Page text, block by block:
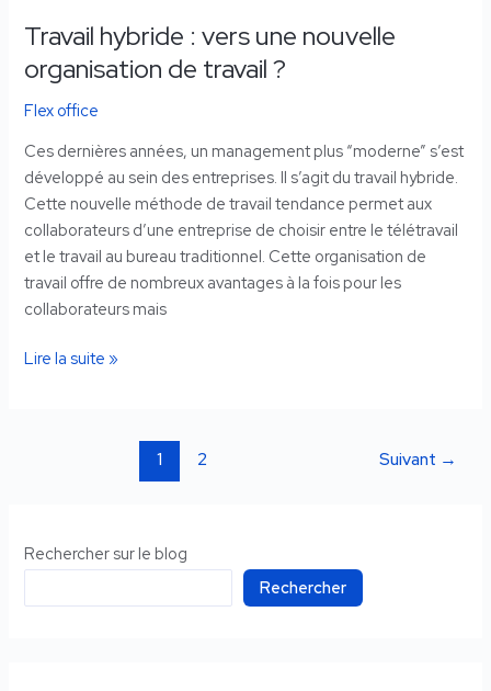
Travail hybride : vers une nouvelle
organisation de travail ?
Flex office
Ces dernières années, un management plus “moderne” s’est
développé au sein des entreprises. Il s’agit du travail hybride.
Cette nouvelle méthode de travail tendance permet aux
collaborateurs d’une entreprise de choisir entre le télétravail
et le travail au bureau traditionnel. Cette organisation de
travail offre de nombreux avantages à la fois pour les
collaborateurs mais
Lire la suite »
1 2 Suivant →
Rechercher sur le blog
Rechercher